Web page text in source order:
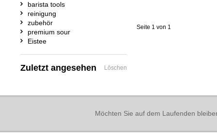
Seite 1 von 1
barista tools
reinigung
zubehör
premium sour
Eistee
Zuletzt angesehen Löschen
Möchten Sie auf dem Laufenden